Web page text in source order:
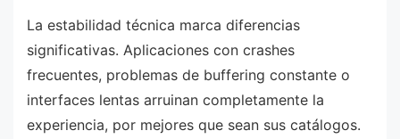
La estabilidad técnica marca diferencias
significativas. Aplicaciones con crashes
frecuentes, problemas de buffering constante o
interfaces lentas arruinan completamente la
experiencia, por mejores que sean sus catálogos.